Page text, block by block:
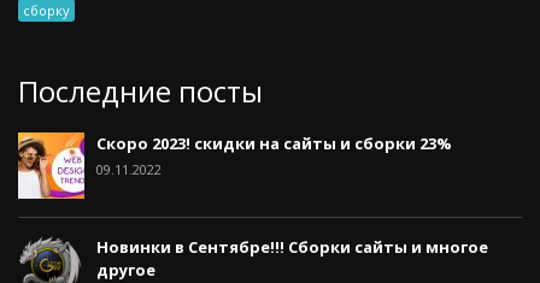
сборку
Последние посты
Скоро 2023! скидки на сайты и сборки 23%
09.11.2022
Новинки в Сентябре!!! Сборки сайты и многое
другое